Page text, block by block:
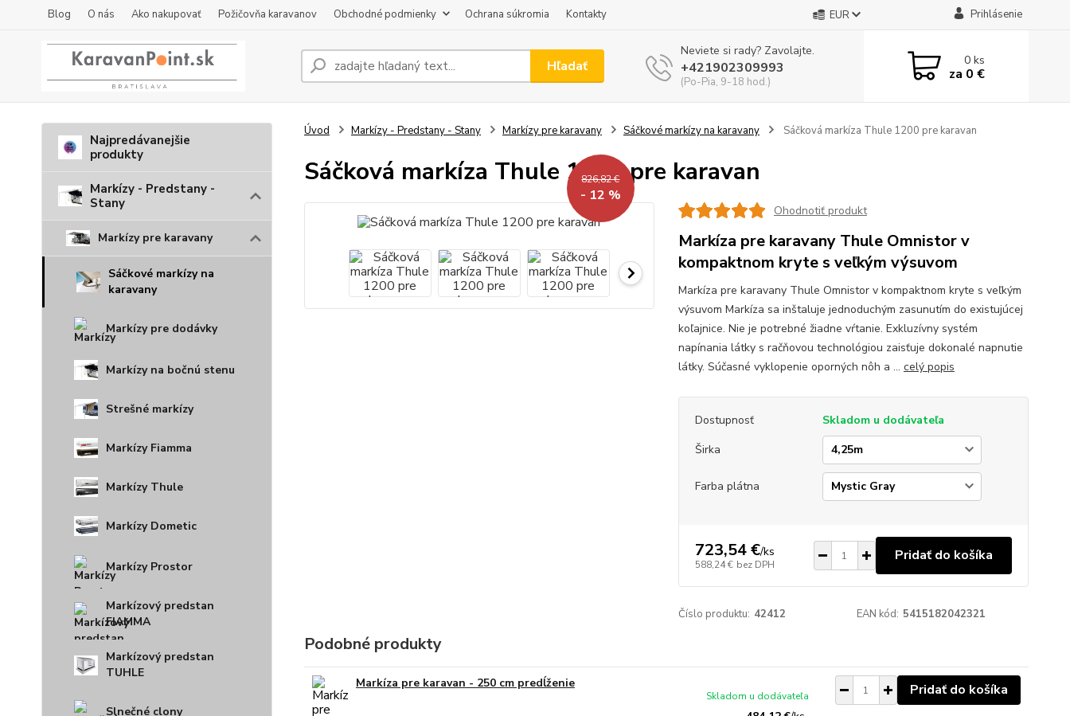
Blog O nás Ako nakupovať Požičovňa karavanov Obchodné podmienky Ochrana súkromia Kontakty EUR Prihlásenie
Hľadať
Neviete si rady? Zavolajte.
+421902309993
(Po-Pia, 9-18 hod.)
0ks
za 0 €
Najpredávanejšie
produkty
Markízy - Predstany -
Stany
Markízy pre karavany
Sáčkové markízy na
karavany
Markízy pre dodávky
Markízy na bočnú stenu
Strešné markízy
Markízy Fiamma
Markízy Thule
Markízy Dometic
Markízy Prostor
Markízový predstan
FIAMMA
Markízový predstan
TUHLE
Slnečné clony
Úvod Markízy - Predstany - Stany Markízy pre karavany Sáčkové markízy na karavany Sáčková markíza Thule 1200 pre karavan
Sáčková markíza Thule 1200 pre karavan
826,82 €
- 12 %
Ohodnotiť produkt
Markíza pre karavany Thule Omnistor v
kompaktnom kryte s veľkým výsuvom
Markíza pre karavany Thule Omnistor v kompaktnom kryte s veľkým
výsuvom Markíza sa inštaluje jednoduchým zasunutím do existujúcej
koľajnice. Nie je potrebné žiadne vŕtanie. Exkluzívny systém
napínania látky s račňovou technológiou zaisťuje dokonalé napnutie
látky. Súčasné vyklopenie oporných nôh a ... celý popis
Dostupnosť
Skladom u dodávateľa
Širka
Farba plátna
723,54 €/ks
588,24 € bez DPH
Pridať do košíka
Číslo produktu: 42412 EAN kód: 5415182042321
Podobné produkty
Markíza pre karavan - 250 cm predĺženie
Skladom u dodávateľa Pridať do košíka